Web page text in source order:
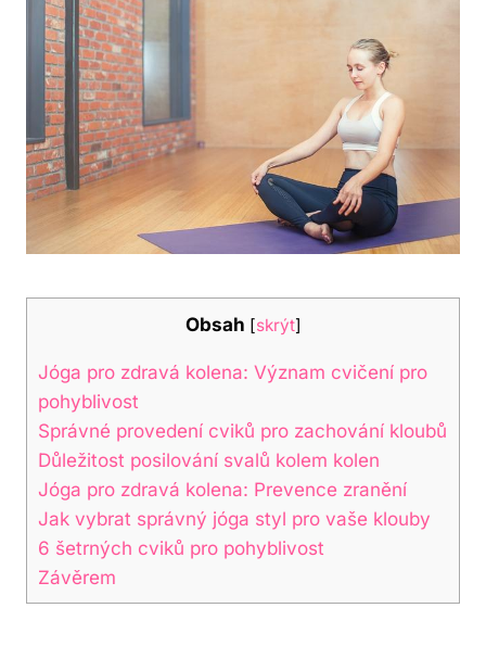
Obsah [skrýt]
Jóga pro zdravá kolena: Význam cvičení pro
pohyblivost
Správné provedení cviků pro zachování kloubů
Důležitost posilování svalů kolem kolen
Jóga pro zdravá kolena: Prevence zranění
Jak vybrat správný jóga styl pro vaše klouby
6 šetrných cviků pro pohyblivost
Závěrem